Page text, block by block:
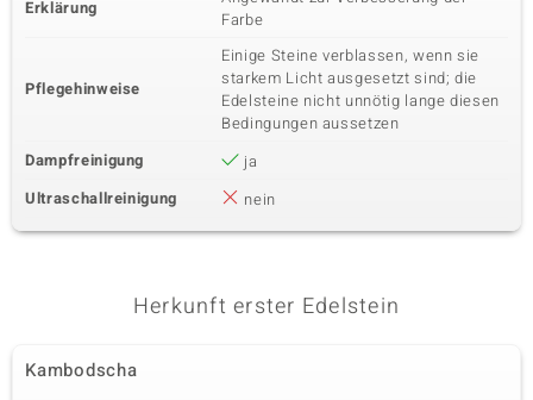
Erklärung
Farbe
Pflegehinweise
Einige Steine verblassen, wenn sie
starkem Licht ausgesetzt sind; die
Edelsteine nicht unnötig lange diesen
Bedingungen aussetzen
Dampfreinigung
ja
Ultraschallreinigung
nein
Herkunft erster Edelstein
Kambodscha